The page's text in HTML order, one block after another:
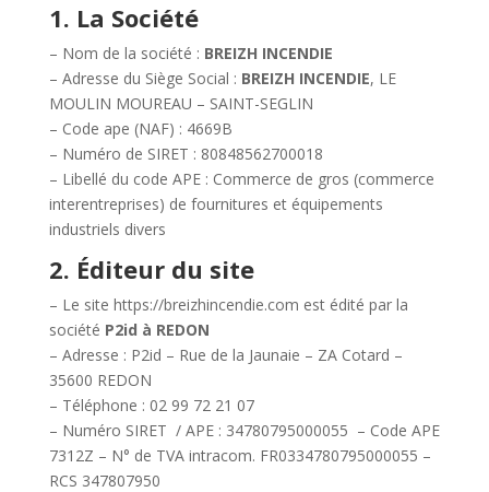
1. La Société
– Nom de la société : BREIZH INCENDIE
– Adresse du Siège Social : BREIZH INCENDIE, LE
MOULIN MOUREAU – SAINT-SEGLIN
– Code ape (NAF) : 4669B
– Numéro de SIRET : 80848562700018
– Libellé du code APE : Commerce de gros (commerce
interentreprises) de fournitures et équipements
industriels divers
2. Éditeur du site
– Le site https://breizhincendie.com est édité par la
société P2id à REDON
– Adresse : P2id – Rue de la Jaunaie – ZA Cotard –
35600 REDON
– Téléphone : 02 99 72 21 07
– Numéro SIRET / APE : 34780795000055 – Code APE
7312Z – N° de TVA intracom. FR0334780795000055 –
RCS 347807950